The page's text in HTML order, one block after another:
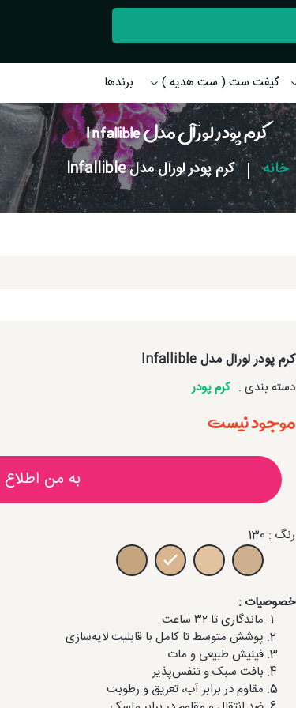
گیفت ست ( ست هدیه ) برندها
کرم پودر لورآل مدل Infallible
خانه | کرم پودر لورآل مدل Infallible
کرم پودر لورآل مدل Infallible
دسته بندی : کرم پودر
موجود نیست
به من اطلاع
رنگ : 130
خصوصیات :
ماندگاری تا ۳۲ ساعت
پوشش متوسط تا کامل با قابلیت لایه‌سازی
فینیش طبیعی و مات
بافت سبک و تنفس‌پذیر
مقاوم در برابر آب، تعریق و رطوبت